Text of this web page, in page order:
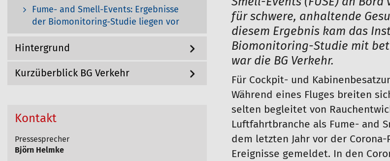
für schwere, anhaltende
diesem Ergebnis kam das
Biomonitoring-Studie mit
war die BG Verkehr.
Für Cockpit- und
Während eines Fluges breiten
selten begleitet von
Luftfahrtbranche als Fume- and
dem letzten Jahr vor der
Ereignisse gemeldet. In den
Fume- and Smell-Events: Ergebnisse
der Biomonitoring-Studie liegen vor
Hintergrund
Kurzüberblick BG Verkehr
Kontakt
Pressesprecher
Björn Helmke